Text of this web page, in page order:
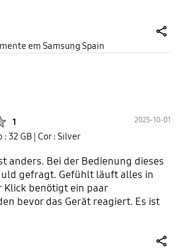
em Samsung Spain
1 2025-10-01
32 GB | Cor : Silver
anders. Bei der Bedienung dieses
gefragt. Gefühlt läuft alles in
Klick benötigt ein paar
bevor das Gerät reagiert. Es ist